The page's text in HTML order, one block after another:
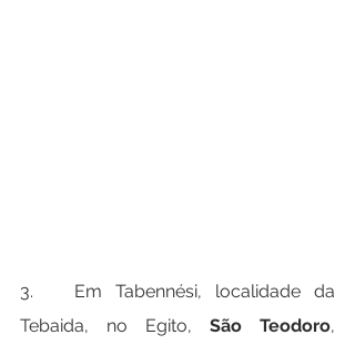
3.   Em Tabennési, localidade da
Tebaida, no Egito, São Teodoro,